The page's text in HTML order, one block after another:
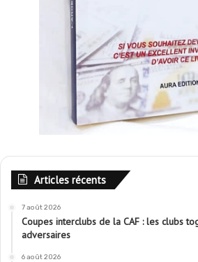
Articles récents
7 août 2026
Coupes interclubs de la CAF : les clubs
adversaires
6 août 2026